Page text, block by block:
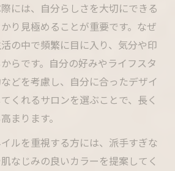
には、自分らしさを大切にできる
り見極めることが重要です。なぜ
の中で頻繁に目に入り、気分や印
らです。自分の好みやライフスタ
どを考慮し、自分に合ったデザイ
くれるサロンを選ぶことで、長く
まります。
ルを重視する方には、派手すぎな
なじみの良いカラーを提案してく